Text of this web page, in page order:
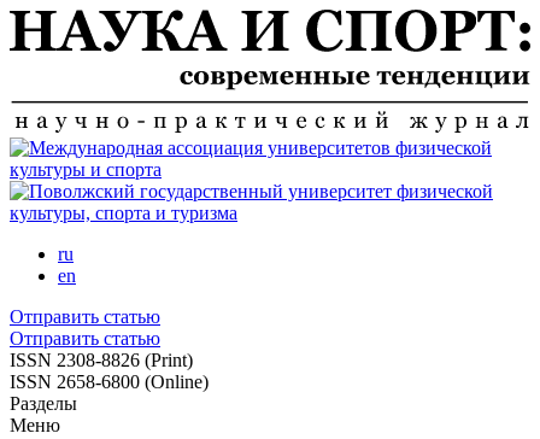
Перейти
к
ru
en
Отправить статью
Отправить статью
ISSN 2308-8826 (Print)
ISSN 2658-6800 (Online)
Разделы
Меню